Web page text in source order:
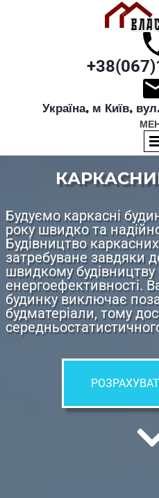
Україна, м Київ,
Будуємо каркасні
року швидко та
Будівництво
затребуване завдяки
швидкому будівництву
енергоефективності.
будинку виключає
будматеріали, тому